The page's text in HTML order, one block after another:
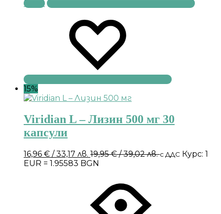
Купи
15%
Viridian L – Лизин 500 мг 30
капсули
16,96 € / 33,17 лв. 19,95€/ 39,02 лв.с ДДС Курс: 1
EUR = 1.95583 BGN